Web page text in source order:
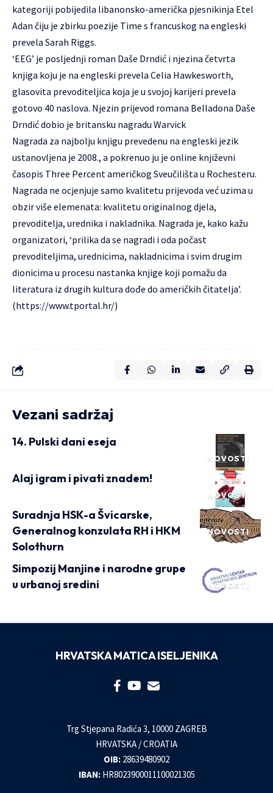
kategoriji pobijedila libanonsko-američka pjesnikinja Etel
Adan čiju je zbirku poezije Time s francuskog na engleski
prevela Sarah Riggs.
‘EEG’ je posljednji roman Daše Drndić i njezina četvrta
knjiga koju je na engleski prevela Celia Hawkesworth,
glasovita prevoditeljica koja je u svojoj karijeri prevela
gotovo 40 naslova. Njezin prijevod romana Belladona Daše
Drndić dobio je britansku nagradu Warvick
Nagrada za najbolju knjigu prevedenu na engleski jezik
ustanovljena je 2008., a pokrenuo ju je online književni
časopis Three Percent američkog Sveučilišta u Rochesteru.
Nagrada ne ocjenjuje samo kvalitetu prijevoda već uzima u
obzir više elemenata: kvalitetu originalnog djela,
prevoditelja, urednika i nakladnika. Nagrada je, kako kažu
organizatori, ‘prilika da se nagradi i oda počast
prevoditeljima, urednicima, nakladnicima i svim drugim
dionicima u procesu nastanka knjige koji pomažu da
literatura iz drugih kultura dođe do američkih čitatelja’.
(https://www.tportal.hr/)
Vezani sadržaj
NOVOSTI
14. Pulski dani eseja
NOVOSTI
Alaj igram i pivati znadem!
NOVOSTI
Suradnja HSK-a Švicarske,
Generalnog konzulata RH i HKM
Solothurn
NOVOSTI
Simpozij Manjine i narodne grupe
u urbanoj sredini
HRVATSKA MATICA ISELJENIKA
Trg Stjepana Radića 3, 10000 ZAGREB
HRVATSKA / CROATIA
OIB: 28639480902
IBAN: HR8023900011100021305